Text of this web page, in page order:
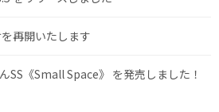
再開いたします
SS《Small Space》 を発売しました！